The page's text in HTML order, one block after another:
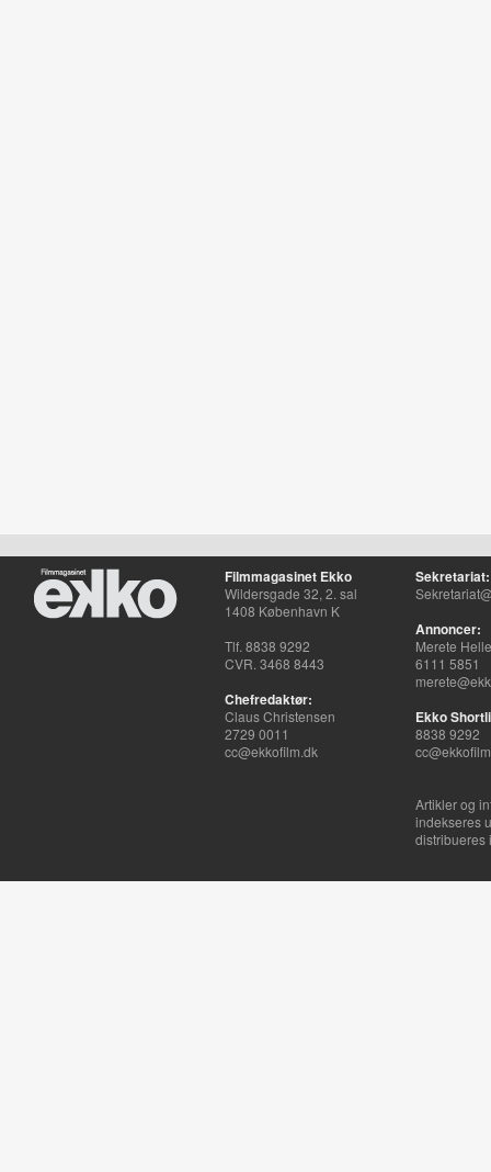
Filmmagasinet Ekko
Wildersgade 32, 2. sal
1408 København K
Tlf. 8838 9292
CVR. 3468 8443
Chefredaktør:
Claus Christensen
2729 0011
cc@ekkofilm.dk
Sekretariat:
Annoncer:
Merete
6111 5851
Ekko
8838 9292
Artikler og
indekseres
distribueres